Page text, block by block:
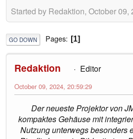
Started by Redaktion, October 09,
GO DOWN Pages 1
Redaktion Editor
October 09, 2024, 20:59:29
Der neueste Projektor von
kompaktes Gehäuse mit
Nutzung unterwegs besonders